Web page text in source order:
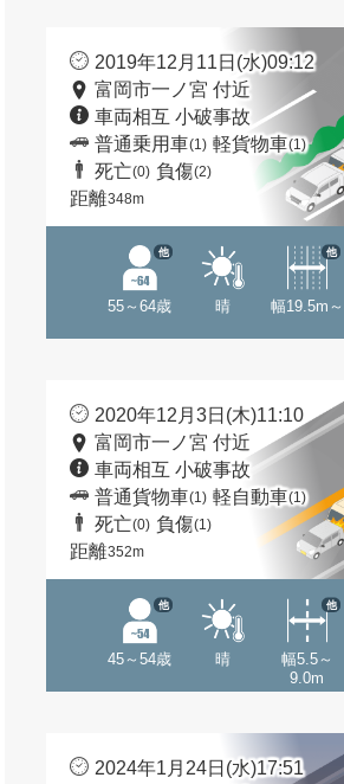
2019年12月11日(水)09:12
富岡市一ノ宮 付近
車両相互 小破事故
普通乗用車(1) 軽貨物車(1)
死亡(0) 負傷(2)
距離348m
55～64歳
他
晴 幅19.5m～
他
2020年12月3日(木)11:10
富岡市一ノ宮 付近
車両相互 小破事故
普通貨物車(1) 軽自動車(1)
死亡(0) 負傷(1)
距離352m
45～54歳
他
晴
幅5.5～
9.0m
他
2024年1月24日(水)17:51